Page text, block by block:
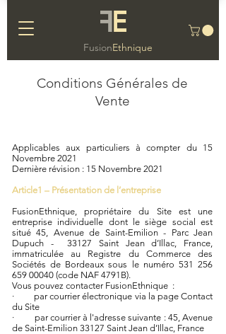
FusionEthnique
E
F
Conditions Générales de
Vente
Applicables aux particuliers à compter du 15
Novembre 2021
Dernière révision : 15 Novembre 2021
Article1 – Présentation de l’entreprise
FusionEthnique, propriétaire du Site est une
entreprise individuelle dont le siège social est
situé 45, Avenue de Saint-Emilion - Parc Jean
Dupuch - 33127 Saint Jean d’Illac, France,
immatriculée au Registre du Commerce des
Sociétés de Bordeaux sous le numéro 531 256
659 00040 (code NAF 4791B).
Vous pouvez contacter FusionEthnique :
· par courrier électronique via la page Contact
du Site
· par courrier à l'adresse suivante : 45, Avenue
de Saint-Emilion 33127 Saint Jean d’Illac, France